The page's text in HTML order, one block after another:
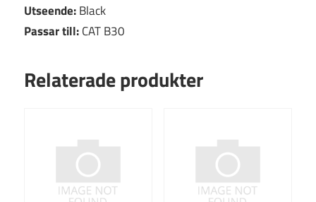
Utseende:Black
Passar till:CAT B30
Relaterade produkter